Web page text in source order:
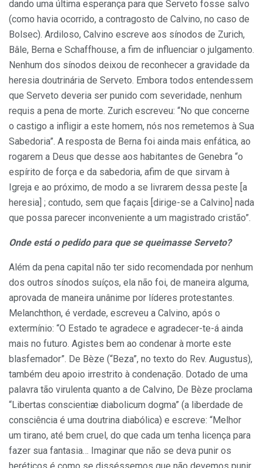
dando uma última esperança para que Serveto fosse salvo
(como havia ocorrido, a contragosto de Calvino, no caso de
Bolsec). Ardiloso, Calvino escreve aos sínodos de Zurich,
Bâle, Berna e Schaffhouse, a fim de influenciar o julgamento.
Nenhum dos sínodos deixou de reconhecer a gravidade da
heresia doutrinária de Serveto. Embora todos entendessem
que Serveto deveria ser punido com severidade, nenhum
requis a pena de morte. Zurich escreveu: “No que concerne
o castigo a infligir a este homem, nós nos remetemos à Sua
Sabedoria”. A resposta de Berna foi ainda mais enfática, ao
rogarem a Deus que desse aos habitantes de Genebra “o
espírito de força e da sabedoria, afim de que sirvam à
Igreja e ao próximo, de modo a se livrarem dessa peste [a
heresia] ; contudo, sem que façais [dirige-se a Calvino] nada
que possa parecer inconveniente a um magistrado cristão”.
Onde está o pedido para que se queimasse Serveto?
Além da pena capital não ter sido recomendada por nenhum
dos outros sínodos suíços, ela não foi, de maneira alguma,
aprovada de maneira unânime por líderes protestantes.
Melanchthon, é verdade, escreveu a Calvino, após o
extermínio: “O Estado te agradece e agradecer-te-á ainda
mais no futuro. Agistes bem ao condenar à morte este
blasfemador”. De Bèze (“Beza”, no texto do Rev. Augustus),
também deu apoio irrestrito à condenação. Dotado de uma
palavra tão virulenta quanto a de Calvino, De Bèze proclama
“Libertas conscientiæ diabolicum dogma” (a liberdade de
consciência é uma doutrina diabólica) e escreve: “Melhor
um tirano, até bem cruel, do que cada um tenha licença para
fazer sua fantasia… Imaginar que não se deva punir os